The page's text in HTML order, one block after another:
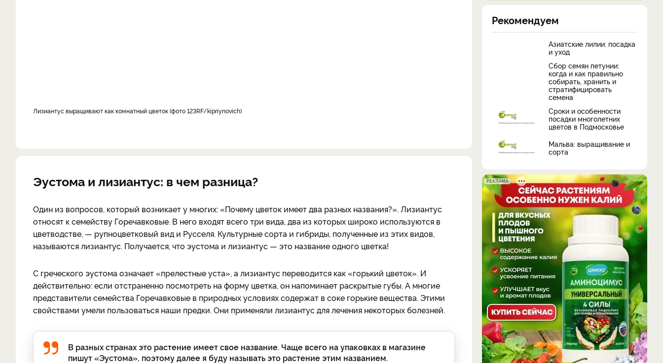
Лизиантус выращивают как комнатный цветок (фото 123RF/kipriynovich)
Эустома и лизиантус: в чем разница?
Один из вопросов, который возникает у многих: «Почему цветок имеет два разных названия?». Лизиантус
относят к семейству Горечавковые. В него входят всего три вида, два из которых широко используются в
цветводстве, — рупноцветковый вид и Русселя. Культурные сорта и гибриды, полученные из этих видов,
называются лизиантус. Получается, что эустома и лизиантус — это название одного цветка!
С греческого эустома означает «прелестные уста», а лизиантус переводится как «горький цветок». И
действительно: если отстраненно посмотреть на форму цветка, он напоминает раскрытые губы. А многие
представители семейства Горечавковые в природных условиях содержат в соке горькие вещества. Этими
свойствами умели пользоваться наши предки. Они применяли лизиантус для лечения некоторых болезней.
В разных странах это растение имеет свое название. Чаще всего на упаковках в магазине
пишут «Эустома», поэтому далее я буду называть это растение этим названием.
Рекомендуем
Азиатские лилии: посадка
и уход
Сбор семян петунии:
когда и как правильно
собирать, хранить и
стратифицировать
семена
Сроки и особенности
посадки многолетних
цветов в Подмосковье
Мальва: выращивание и
сорта
РЕКЛАМА